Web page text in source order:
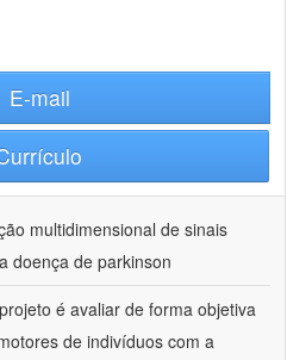
E-mail
multidimensional de sinais
doença de parkinson
é avaliar de forma objetiva
de indivíduos com a